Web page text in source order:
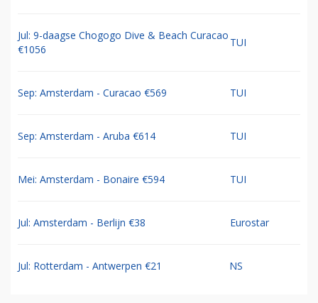
Jul: 9-daagse Chogogo Dive & Beach Curacao
€1056
TUI
Sep: Amsterdam - Curacao €569 TUI
Sep: Amsterdam - Aruba €614 TUI
Mei: Amsterdam - Bonaire €594 TUI
Jul: Amsterdam - Berlijn €38 Eurostar
Jul: Rotterdam - Antwerpen €21 NS